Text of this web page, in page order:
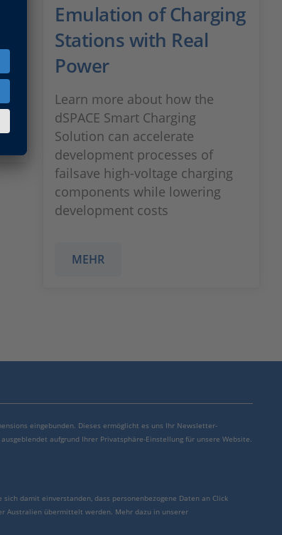
Emulation of Charging
Stations with Real
Power
Learn more about how the
dSPACE Smart Charging
Solution can accelerate
development processes of
failsave high-voltage charging
components while lowering
development costs
MEHR
eingebunden. Dieses ermöglicht es uns Ihr Newsletter-
aufgrund Ihrer Privatsphäre-Einstellung für unsere Website.
damit einverstanden, dass personenbezogene Daten an Click
Australien übermittelt werden. Mehr dazu in unserer